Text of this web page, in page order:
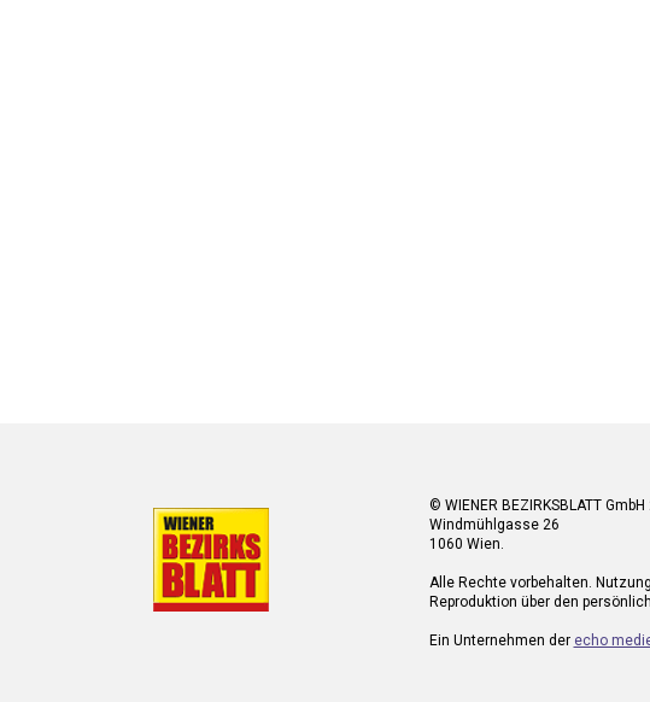
© WIENER BEZIRKSBLATT GmbH
Windmühlgasse 26
1060 Wien.
Alle Rechte vorbehalten.
Reproduktion über den
Ein Unternehmen der echo